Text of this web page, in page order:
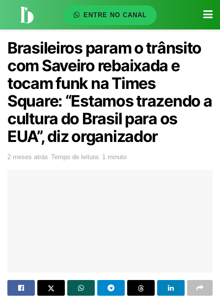
ENTRE NO CANAL
Brasileiros param o trânsito
com Saveiro rebaixada e
tocam funk na Times
Square: “Estamos trazendo a
cultura do Brasil para os
EUA”, diz organizador
2 meses atrás Tempo de leitura: 1 minuto